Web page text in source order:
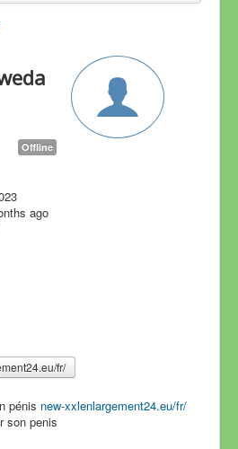
Offline
ago
fr/
pénis new-xxlenlargement24.eu/fr/
son penis